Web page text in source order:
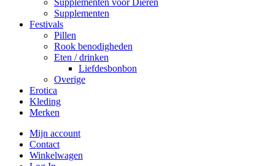
Supplementen voor Dieren
Supplementen
Festivals
Pillen
Rook benodigheden
Eten / drinken
Liefdesbonbon
Overige
Erotica
Kleding
Merken
Mijn account
Contact
Winkelwagen